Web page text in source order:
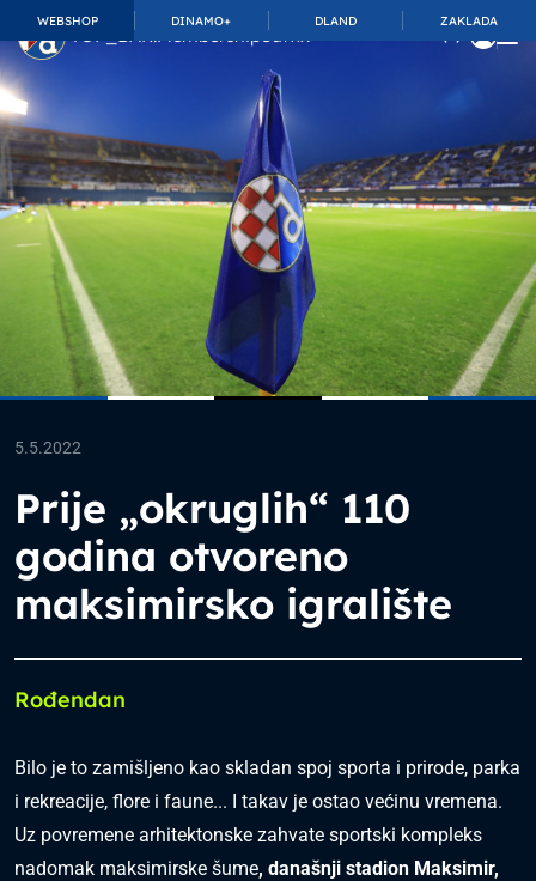
WEBSHOP DINAMO+ DLAND ZAKLADA
TOP_BAR.MembershipSuffix
5.5.2022
Prije „okruglih“ 110
godina otvoreno
maksimirsko igralište
Rođendan
Bilo je to zamišljeno kao skladan spoj sporta i prirode, parka
i rekreacije, flore i faune... I takav je ostao većinu vremena.
Uz povremene arhitektonske zahvate sportski kompleks
nadomak maksimirske šume, današnji stadion Maksimir,